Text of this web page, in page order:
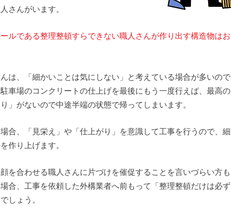
さんがいます。
ルである整理整頓すらできない職人さんが作り出す構造物はお
は、「細かいことは気にしない」と考えている場合が多いので
車場のコンクリートの仕上げを最後にもう一度行えば、最高の
」がないので中途半端の状態で帰ってしまいます。
合、「見栄え」や「仕上がり」を意識して工事を行うので、細
作り上げます。
を合わせる職人さんに片づけを催促することを言いづらい方も
合、工事を依頼した外構業者へ前もって「整理整頓だけは必ず
しょう。